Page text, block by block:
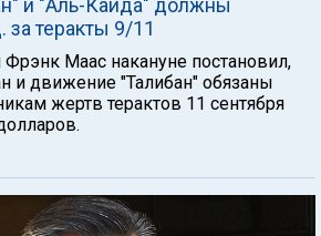
и "Аль-Каида" должны
за теракты 9/11
Маас накануне постановил,
и движение "Талибан" обязаны
жертв терактов 11 сентября